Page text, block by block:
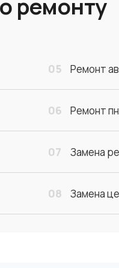
ремонту
05 Ремонт
06 Ремонт
07 Замена
08 Замена